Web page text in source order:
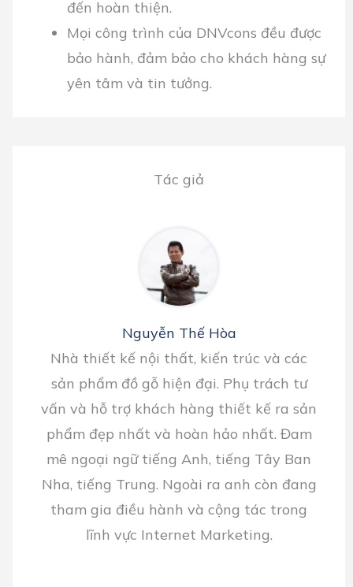
đến hoàn thiện.
Mọi công trình của DNVcons đều được
bảo hành, đảm bảo cho khách hàng sự
yên tâm và tin tưởng.
Tác giả
Nguyễn Thế Hòa
Nhà thiết kế nội thất, kiến trúc và các
sản phẩm đồ gỗ hiện đại. Phụ trách tư
vấn và hỗ trợ khách hàng thiết kế ra sản
phẩm đẹp nhất và hoàn hảo nhất. Đam
mê ngoại ngữ tiếng Anh, tiếng Tây Ban
Nha, tiếng Trung. Ngoài ra anh còn đang
tham gia điều hành và cộng tác trong
lĩnh vực Internet Marketing.